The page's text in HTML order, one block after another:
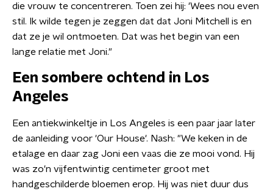
die vrouw te concentreren. Toen zei hij: 'Wees nou even
stil. Ik wilde tegen je zeggen dat dat Joni Mitchell is en
dat ze je wil ontmoeten. Dat was het begin van een
lange relatie met Joni."
Een sombere ochtend in Los
Angeles
Een antiekwinkeltje in Los Angeles is een paar jaar later
de aanleiding voor 'Our House'. Nash: "We keken in de
etalage en daar zag Joni een vaas die ze mooi vond. Hij
was zo'n vijfentwintig centimeter groot met
handgeschilderde bloemen erop. Hij was niet duur dus